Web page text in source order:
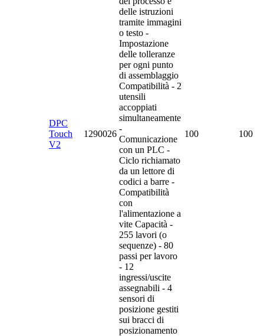
DPC
Touch
V2
1290026
delle istruzioni
tramite immagini
o testo -
Impostazione
delle tolleranze
per ogni punto
di assemblaggio
Compatibilità - 2
utensili
accoppiati
simultaneamente
-
Comunicazione
con un PLC -
Ciclo richiamato
da un lettore di
codici a barre -
Compatibilità
con
l'alimentazione a
vite Capacità -
255 lavori (o
sequenze) - 80
passi per lavoro
- 12
ingressi/uscite
assegnabili - 4
sensori di
posizione gestiti
sui bracci di
posizionamento
100 100